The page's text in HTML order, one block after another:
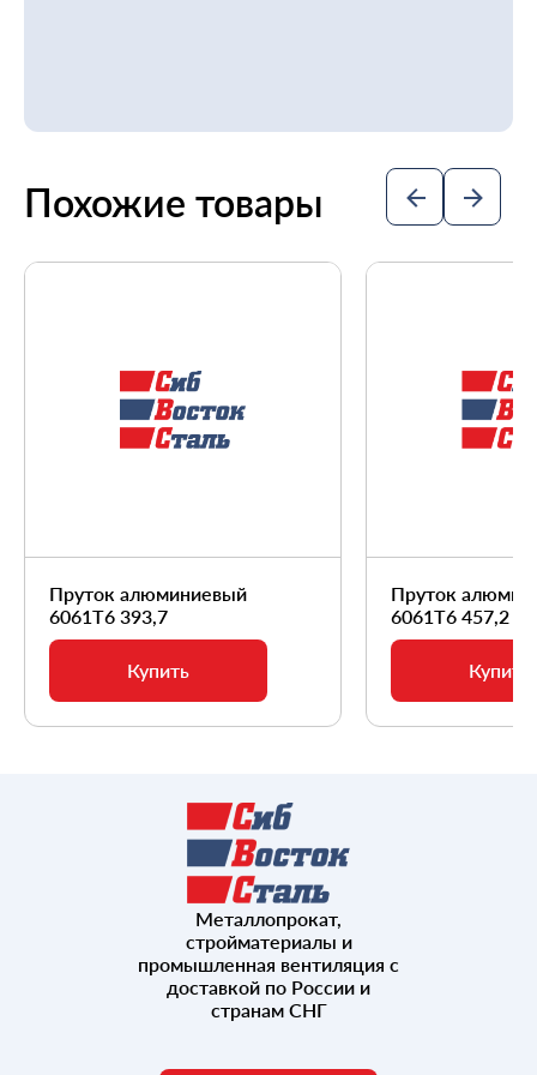
Похожие товары
Пруток алюминиевый
6061Т6 393,7
Купить
Пруток
6061Т6 457,2
Купить
Металлопрокат,
стройматериалы и
промышленная вентиляция с
доставкой по России и
странам СНГ